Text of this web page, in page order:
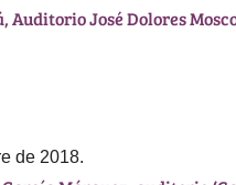
Auditorio José Dolores
de 2018.